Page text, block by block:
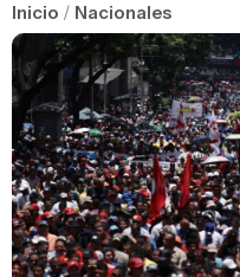
Inicio / Nacionales